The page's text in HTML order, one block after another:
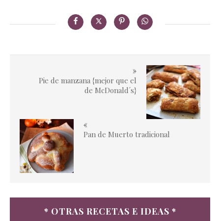
»
Pie de manzana {mejor que el
de McDonald´s}
«
Pan de Muerto tradicional
* OTRAS RECETAS E IDEAS *